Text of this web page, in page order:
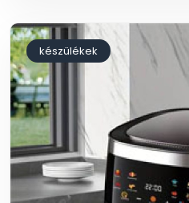
készülékek